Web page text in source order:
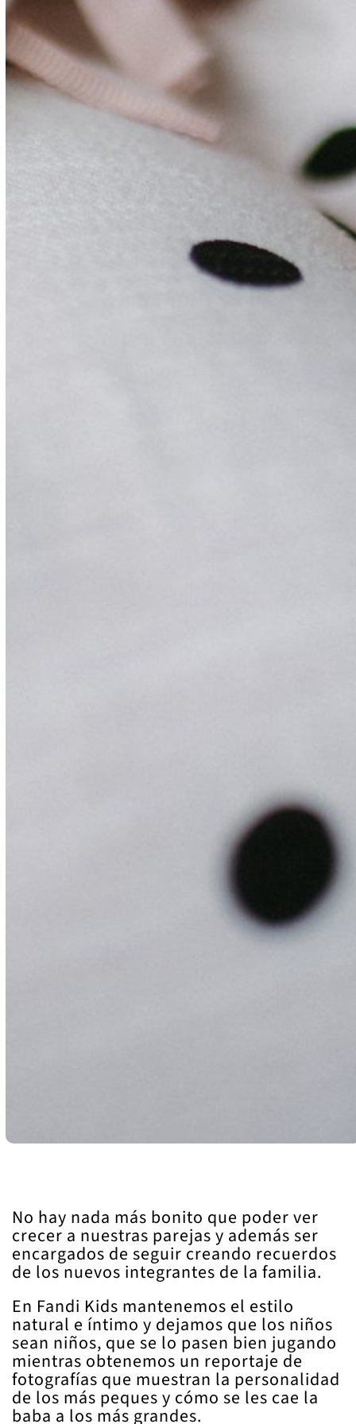
No hay nada más bonito que poder ver
crecer a nuestras parejas y además ser
encargados de seguir creando recuerdos
de los nuevos integrantes de la familia.
En Fandi Kids mantenemos el estilo
natural e íntimo y dejamos que los niños
sean niños, que se lo pasen bien jugando
mientras obtenemos un reportaje de
fotografías que muestran la personalidad
de los más peques y cómo se les cae la
baba a los más grandes.